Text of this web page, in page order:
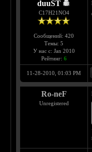
duuST
С17H21NO4
Сообщений: 420
Темы: 5
У нас с: Jan 2010
Рейтинг: 6
11-28-2010, 01:03 PM
Ro-neF
Unregistered